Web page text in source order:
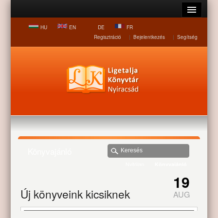
HU EN DE
FR
Regisztráció
| Bejelentkezés | Segítség
Új könyveink kicsiknek
19
AUG